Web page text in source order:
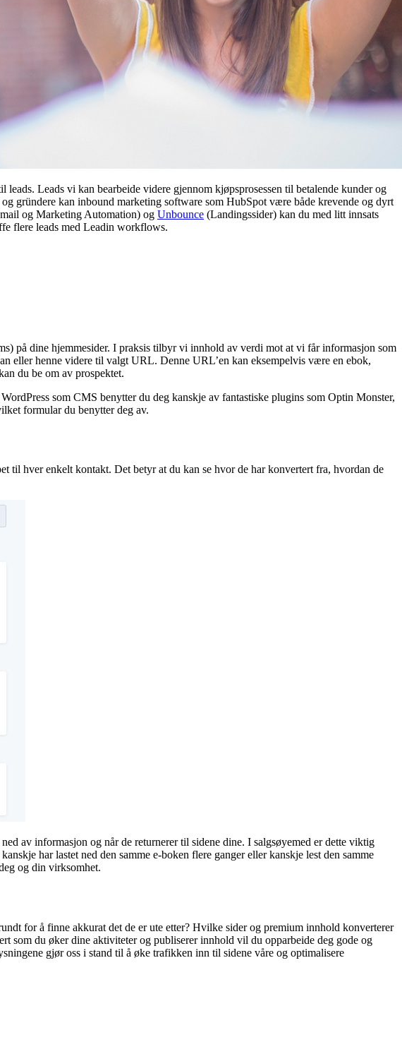
Leads vi kan bearbeide videre gjennom kjøpsprosessen til betalende kunder og
gründere kan inbound marketing software som HubSpot være både krevende og dyrt
og Marketing Automation) og Unbounce (Landingssider) kan du med litt innsats
flere leads med Leadin workflows.
på dine hjemmesider. I praksis tilbyr vi innhold av verdi mot at vi får informasjon som
eller henne videre til valgt URL. Denne URL’en kan eksempelvis være en ebok,
du be om av prospektet.
som CMS benytter du deg kanskje av fantastiske plugins som Optin Monster,
formular du benytter deg av.
til hver enkelt kontakt. Det betyr at du kan se hvor de har konvertert fra, hvordan de
av informasjon og når de returnerer til sidene dine. I salgsøyemed er dette viktig
har lastet ned den samme e-boken flere ganger eller kanskje lest den samme
og din virksomhet.
for å finne akkurat det de er ute etter? Hvilke sider og premium innhold konverterer
som du øker dine aktiviteter og publiserer innhold vil du opparbeide deg gode og
gjør oss i stand til å øke trafikken inn til sidene våre og optimalisere